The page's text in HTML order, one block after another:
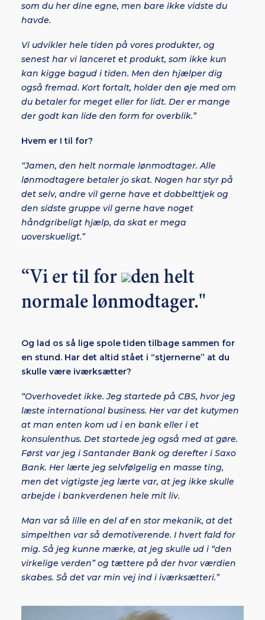
som du her dine egne, men bare ikke vidste du
havde.
Vi udvikler hele tiden på vores produkter, og
senest har vi lanceret et produkt, som ikke kun
kan kigge bagud i tiden. Men den hjælper dig
også fremad. Kort fortalt, holder den øje med om
du betaler for meget eller for lidt. Der er mange
der godt kan lide den form for overblik.”
Hvem er I til for?
“Jamen, den helt normale lønmodtager. Alle
lønmodtagere betaler jo skat. Nogen har styr på
det selv, andre vil gerne have et dobbelttjek og
den sidste gruppe vil gerne have noget
håndgribeligt hjælp, da skat er mega
uoverskueligt.”
“Vi er til for
den helt
normale lønmodtager."
Og lad os så lige spole tiden tilbage sammen for
en stund. Har det altid stået i “stjernerne” at du
skulle være iværksætter?
“Overhovedet ikke. Jeg startede på CBS, hvor jeg
læste international business. Her var det kutymen
at man enten kom ud i en bank eller i et
konsulenthus. Det startede jeg også med at gøre.
Først var jeg i Santander Bank og derefter i Saxo
Bank. Her lærte jeg selvfølgelig en masse ting,
men det vigtigste jeg lærte var, at jeg ikke skulle
arbejde i bankverdenen hele mit liv.
Man var så lille en del af en stor mekanik, at det
simpelthen var så demotiverende. I hvert fald for
mig. Så jeg kunne mærke, at jeg skulle ud i “den
virkelige verden” og tættere på der hvor værdien
skabes. Så det var min vej ind i iværksætteri.”